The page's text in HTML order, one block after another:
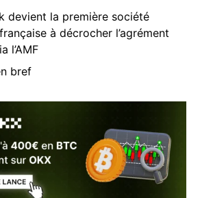
devient la première société
à décrocher l’agrément
l’AMF
bref